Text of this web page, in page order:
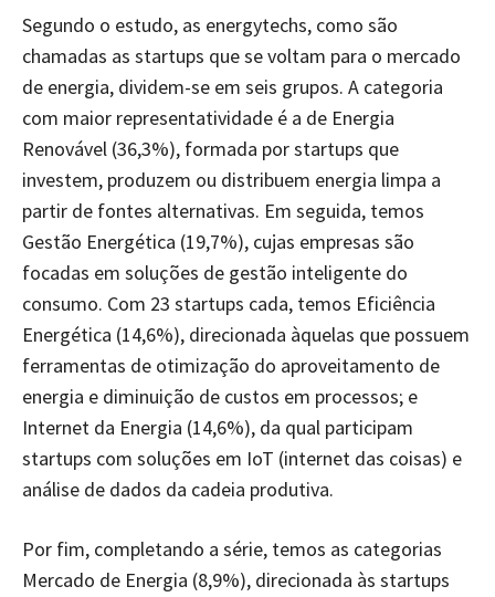
Segundo o estudo, as energytechs, como são
chamadas as startups que se voltam para o mercado
de energia, dividem-se em seis grupos. A categoria
com maior representatividade é a de Energia
Renovável (36,3%), formada por startups que
investem, produzem ou distribuem energia limpa a
partir de fontes alternativas. Em seguida, temos
Gestão Energética (19,7%), cujas empresas são
focadas em soluções de gestão inteligente do
consumo. Com 23 startups cada, temos Eficiência
Energética (14,6%), direcionada àquelas que possuem
ferramentas de otimização do aproveitamento de
energia e diminuição de custos em processos; e
Internet da Energia (14,6%), da qual participam
startups com soluções em IoT (internet das coisas) e
análise de dados da cadeia produtiva.
Por fim, completando a série, temos as categorias
Mercado de Energia (8,9%), direcionada às startups